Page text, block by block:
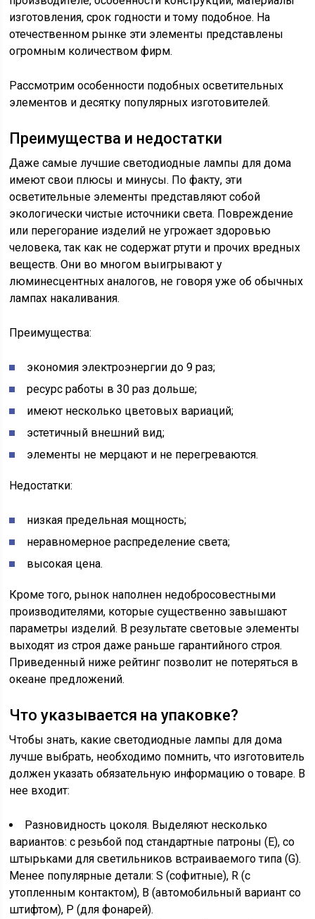
изготовления, срок годности и тому подобное. На
отечественном рынке эти элементы представлены
огромным количеством фирм.
Рассмотрим особенности подобных осветительных
элементов и десятку популярных изготовителей.
Преимущества и недостатки
Даже самые лучшие светодиодные лампы для дома
имеют свои плюсы и минусы. По факту, эти
осветительные элементы представляют собой
экологически чистые источники света. Повреждение
или перегорание изделий не угрожает здоровью
человека, так как не содержат ртути и прочих вредных
веществ. Они во многом выигрывают у
люминесцентных аналогов, не говоря уже об обычных
лампах накаливания.
Преимущества:
экономия электроэнергии до 9 раз;
ресурс работы в 30 раз дольше;
имеют несколько цветовых вариаций;
эстетичный внешний вид;
элементы не мерцают и не перегреваются.
Недостатки:
низкая предельная мощность;
неравномерное распределение света;
высокая цена.
Кроме того, рынок наполнен недобросовестными
производителями, которые существенно завышают
параметры изделий. В результате световые элементы
выходят из строя даже раньше гарантийного строя.
Приведенный ниже рейтинг позволит не потеряться в
океане предложений.
Что указывается на упаковке?
Чтобы знать, какие светодиодные лампы для дома
лучше выбрать, необходимо помнить, что изготовитель
должен указать обязательную информацию о товаре. В
нее входит:
Разновидность цоколя. Выделяют несколько
вариантов: с резьбой под стандартные патроны (Е), со
штырьками для светильников встраиваемого типа (G).
Менее популярные детали: S (софитные), R (с
утопленным контактом), В (автомобильный вариант со
штифтом), Р (для фонарей).